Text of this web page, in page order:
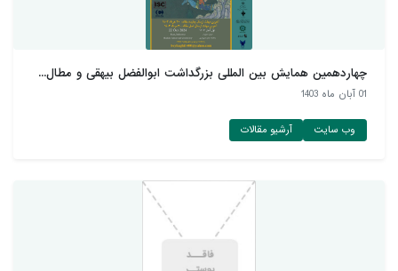
چهاردهمین همایش بین المللی بزرگداشت ابوالفضل بیهقی و مطال...
01 آبان ماه 1403
وب سایت آرشیو مقالات